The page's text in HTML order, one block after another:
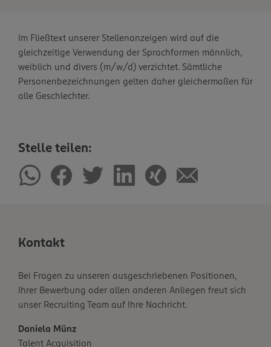
Im Fließtext unserer Stellenanzeigen wird auf die
gleichzeitige Verwendung der Sprachformen männlich,
weiblich und divers (m/w/d) verzichtet. Sämtliche
Personenbezeichnungen gelten daher gleichermaßen für
alle Geschlechter.
Stelle teilen:
Kontakt
Bei Fragen zu unseren ausgeschriebenen Positionen,
Ihrer Bewerbung oder allen anderen Anliegen freut sich
unser Recruiting Team auf Ihre Nachricht.
Daniela Münz
Talent Acquisition